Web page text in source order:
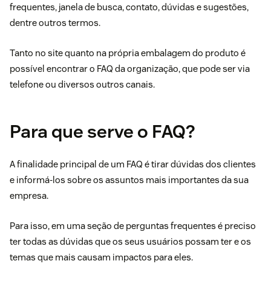
frequentes, janela de busca, contato, dúvidas e sugestões,
dentre outros termos.
Tanto no site quanto na própria embalagem do produto é
possível encontrar o FAQ da organização, que pode ser via
telefone ou diversos outros canais.
Para que serve o FAQ?
A finalidade principal de um FAQ é tirar dúvidas dos clientes
e informá-los sobre os assuntos mais importantes da sua
empresa.
Para isso, em uma seção de perguntas frequentes é preciso
ter todas as dúvidas que os seus usuários possam ter e os
temas que mais causam impactos para eles.